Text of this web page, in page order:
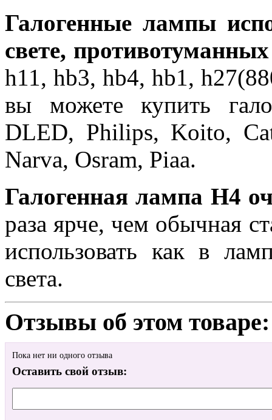
Галогенные лампы
свете,
h11, hb3, hb4, hb1,
вы можете купить
DLED, Philips, Koito,
Narva, Osram, Piaa.
Галогенная лампа H4
раза ярче, чем обычная
использовать как в
света.
Отзывы об этом товаре:
Пока нет ни одного отзыва
Оставить свой отзыв: